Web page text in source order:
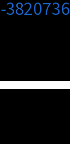
3820736